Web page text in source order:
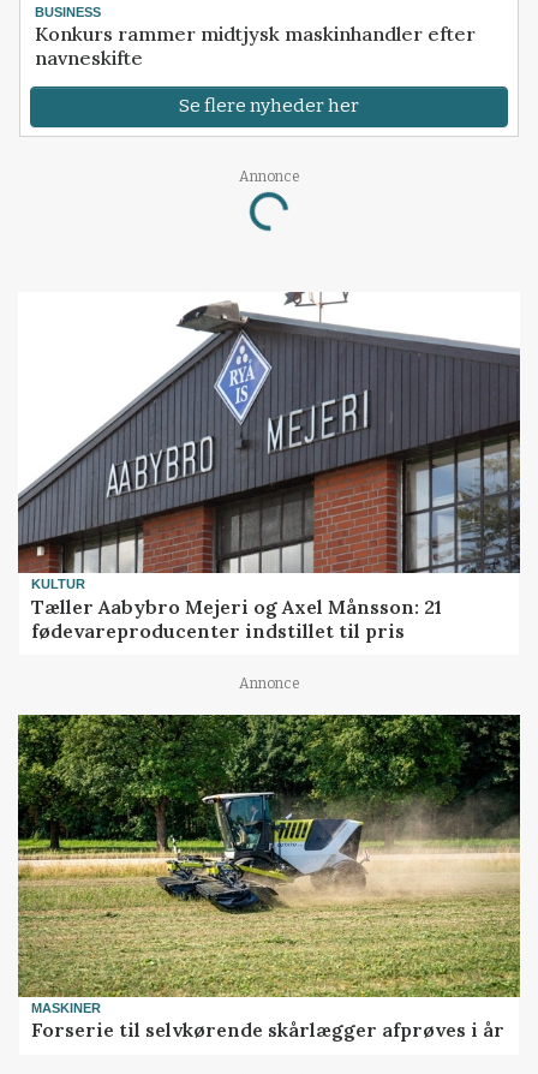
BUSINESS
Konkurs rammer midtjysk maskinhandler efter
navneskifte
Se flere nyheder her
Annonce
Loading...
KULTUR
Tæller Aabybro Mejeri og Axel Månsson: 21
fødevareproducenter indstillet til pris
Annonce
MASKINER
Forserie til selvkørende skårlægger afprøves i år